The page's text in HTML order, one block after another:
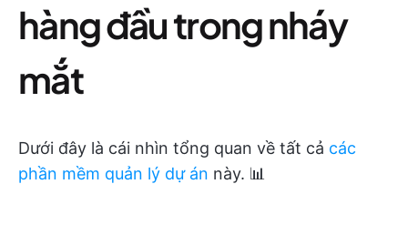
hàng đầu trong nháy
mắt
Dưới đây là cái nhìn tổng quan về tất cả các
phần mềm quản lý dự án này. 📊